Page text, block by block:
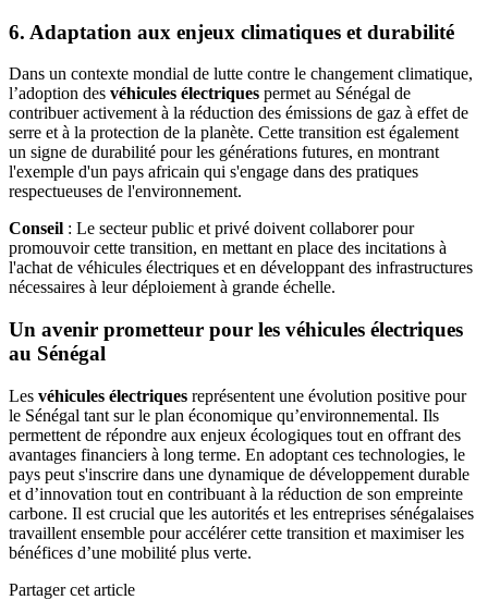
6. Adaptation aux enjeux climatiques et durabilité
Dans un contexte mondial de lutte contre le changement climatique,
l’adoption des véhicules électriques permet au Sénégal de
contribuer activement à la réduction des émissions de gaz à effet de
serre et à la protection de la planète. Cette transition est également
un signe de durabilité pour les générations futures, en montrant
l'exemple d'un pays africain qui s'engage dans des pratiques
respectueuses de l'environnement.
Conseil : Le secteur public et privé doivent collaborer pour
promouvoir cette transition, en mettant en place des incitations à
l'achat de véhicules électriques et en développant des infrastructures
nécessaires à leur déploiement à grande échelle.
Un avenir prometteur pour les véhicules électriques
au Sénégal
Les véhicules électriques représentent une évolution positive pour
le Sénégal tant sur le plan économique qu’environnemental. Ils
permettent de répondre aux enjeux écologiques tout en offrant des
avantages financiers à long terme. En adoptant ces technologies, le
pays peut s'inscrire dans une dynamique de développement durable
et d’innovation tout en contribuant à la réduction de son empreinte
carbone. Il est crucial que les autorités et les entreprises sénégalaises
travaillent ensemble pour accélérer cette transition et maximiser les
bénéfices d’une mobilité plus verte.
Partager cet article